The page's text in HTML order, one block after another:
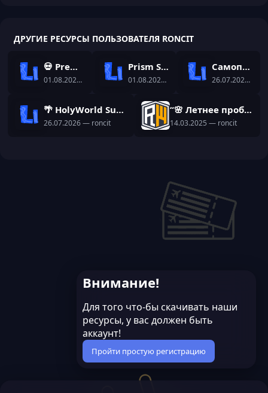
ДРУГИЕ РЕСУРСЫ ПОЛЬЗОВАТЕЛЯ RONCIT
💀 Premium Bedwars Setup | NitroSetup
01.08.2026 — roncit
Prism Skyblock Setup | Dungeon-RPG Setup
01.08.2026 — roncit
Самописный плагин на ИИ - TwinAI
26.07.2026 —
🌴 HolyWorld Summer | Готовая сборка с уникальными самописами
26.07.2026— roncit
“🌸 Летнее пробуждение в ReallyWorld! 🌿✨ Новая сборка уже здесь!”
14.03.2025 — roncit
Внимание!
Для того что-бы скачивать наши
ресурсы, у вас должен быть
аккаунт!
Пройти простую регистрацию